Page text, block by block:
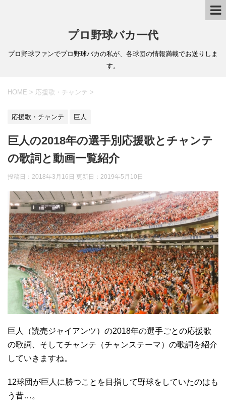
プロ野球バカ一代
プロ野球ファンでプロ野球バカの私が、各球団の情報満載でお送りしま
す。
HOME > 応援歌・チャンテ >
応援歌・チャンテ 巨人
巨人の2018年の選手別応援歌とチャンテ
の歌詞と動画一覧紹介
投稿日：2018年3月16日 更新日： 2019年5月10日
巨人（読売ジャイアンツ）の2018年の選手ごとの応援歌
の歌詞、そしてチャンテ（チャンステーマ）の歌詞を紹介
していきますね。
12球団が巨人に勝つことを目指して野球をしていたのはも
う昔…。